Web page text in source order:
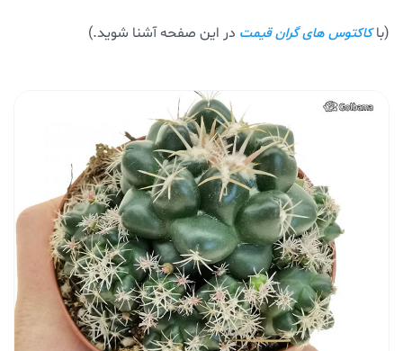
(باکاکتوس های گران قیمت در این صفحه آشنا شوید.)